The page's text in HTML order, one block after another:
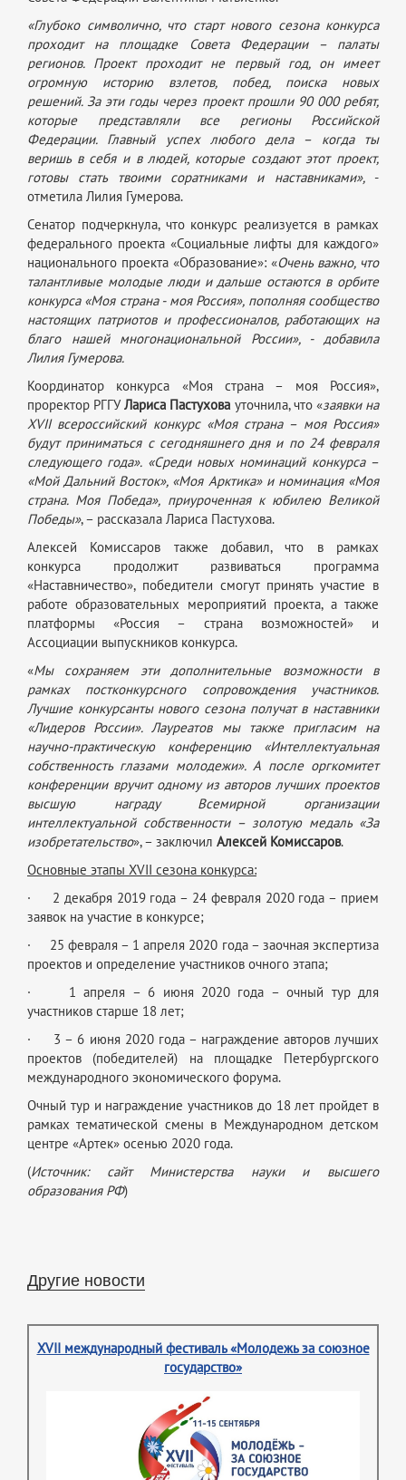
«Глубоко символично, что старт нового сезона конкурса
проходит на площадке Совета Федерации – палаты
регионов. Проект проходит не первый год, он имеет
огромную историю взлетов, побед, поиска новых
решений. За эти годы через проект прошли 90 000 ребят,
которые представляли все регионы Российской
Федерации. Главный успех любого дела – когда ты
веришь в себя и в людей, которые создают этот проект,
готовы стать твоими соратниками и наставниками», -
отметила Лилия Гумерова.
Сенатор подчеркнула, что конкурс реализуется в рамках
федерального проекта «Социальные лифты для каждого»
национального проекта «Образование»: «Очень важно, что
талантливые молодые люди и дальше остаются в орбите
конкурса «Моя страна - моя Россия», пополняя сообщество
настоящих патриотов и профессионалов, работающих на
благо нашей многонациональной России», - добавила
Лилия Гумерова.
Координатор конкурса «Моя страна – моя Россия»,
проректор РГГУЛариса Пастухова уточнила, что «заявки на
XVII всероссийский конкурс «Моя страна – моя Россия»
будут приниматься с сегодняшнего дня и по 24 февраля
следующего года». «Среди новых номинаций конкурса –
«Мой Дальний Восток», «Моя Арктика» и номинация «Моя
страна. Моя Победа», приуроченная к юбилею Великой
Победы», – рассказала Лариса Пастухова.
Алексей Комиссаров также добавил, что в рамках
конкурса продолжит развиваться программа
«Наставничество», победители смогут принять участие в
работе образовательных мероприятий проекта, а также
платформы «Россия – страна возможностей» и
Ассоциации выпускников конкурса.
«Мы сохраняем эти дополнительные возможности в
рамках постконкурсного сопровождения участников.
Лучшие конкурсанты нового сезона получат в наставники
«Лидеров России». Лауреатов мы также пригласим на
научно-практическую конференцию «Интеллектуальная
собственность глазами молодежи». А после оргкомитет
конференции вручит одному из авторов лучших проектов
высшую награду Всемирной организации
интеллектуальной собственности – золотую медаль «За
изобретательство», – заключил Алексей Комиссаров.
Основные этапы XVII сезона конкурса:
· 2 декабря 2019 года – 24 февраля 2020 года – прием
заявок на участие в конкурсе;
· 25 февраля – 1 апреля 2020 года – заочная экспертиза
проектов и определение участников очного этапа;
· 1 апреля – 6 июня 2020 года – очный тур для
участников старше 18 лет;
· 3 – 6 июня 2020 года – награждение авторов лучших
проектов (победителей) на площадке Петербургского
международного экономического форума.
Очный тур и награждение участников до 18 лет пройдет в
рамках тематической смены в Международном детском
центре «Артек» осенью 2020 года.
(Источник: сайт Министерства науки и высшего
образования РФ)
Другие новости
XVII международный фестиваль «Молодежь за союзное
государство»